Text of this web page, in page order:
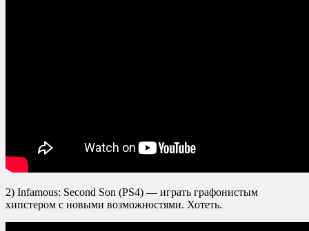
2) Infamous: Second Son (PS4) — играть графонистым
хипстером с новыми возможностями. Хотеть.